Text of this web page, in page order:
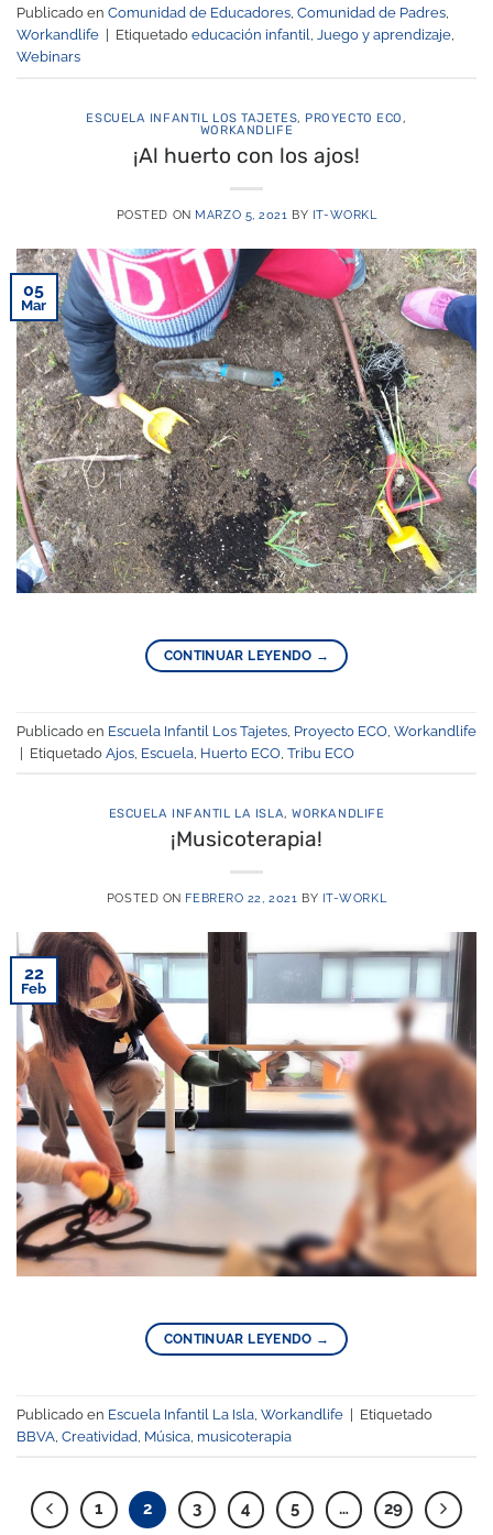
Publicado en Comunidad de Educadores, Comunidad de Padres,
Workandlife
Etiquetado educación infantil, Juego y aprendizaje,
Webinars
ESCUELA INFANTIL LOS TAJETES, PROYECTO ECO,
WORKANDLIFE
¡Al huerto con los ajos!
POSTED ON MARZO 5, 2021 BY IT-WORKL
05
Mar
CONTINUAR LEYENDO →
Publicado en Escuela Infantil Los Tajetes Proyecto ECO Workandlife
| Etiquetado Ajos Escuela Huerto ECO Tribu ECO
ESCUELA INFANTIL LA ISLA,WORKANDLIFE
¡Musicoterapia!
POSTED ON FEBRERO 22, 2021 BY IT-WORKL
22
Feb
CONTINUAR LEYENDO →
Publicado en Escuela Infantil La Isla Workandlife | Etiquetado
BBVA Creatividad Música musicoterapia
1 2 3 4 5 … 29